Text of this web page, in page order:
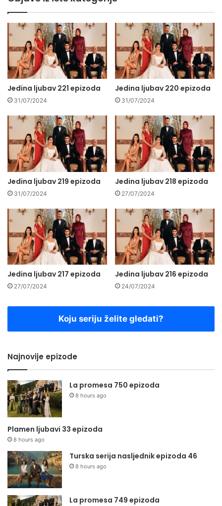
Jedina ljubav 221 epizoda
31/07/2024
Jedina ljubav 220 epizoda
31/07/2024
Jedina ljubav 219 epizoda
31/07/2024
Jedina ljubav 218 epizoda
27/07/2024
Jedina ljubav 217 epizoda
27/07/2024
Jedina ljubav 216 epizoda
24/07/2024
Koju seriju želite gledati?
Najnovije epizode
La promesa 750 epizoda
8 hours ago
Plamen ljubavi 33 epizoda
8 hours ago
Turska serija nasljednik epizoda 46
8 hours ago
La promesa 749 epizoda